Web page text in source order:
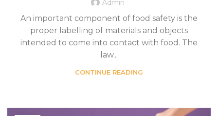
Admin
An important component of food safety is the
proper labelling of materials and objects
intended to come into contact with food. The
law...
CONTINUE READING